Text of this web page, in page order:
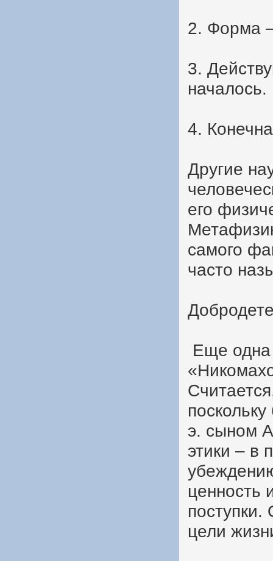
2. Форма
3.
началось.
4.
Другие
его
самого
часто
Еще одна
э. сыном
этики – в
ценность
поступки.
цели